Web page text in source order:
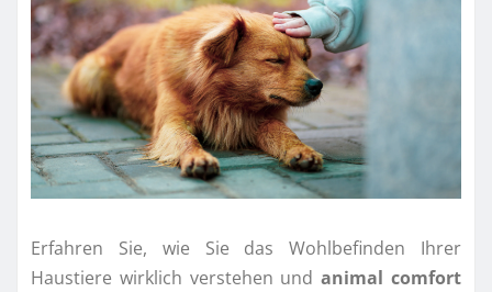
Erfahren Sie, wie Sie das Wohlbefinden Ihrer
Haustiere wirklich verstehen undanimal comfort